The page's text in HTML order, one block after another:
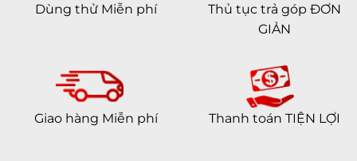
Dùng thử Miễn phí
Thủ tục trả góp ĐƠN
GIẢN
Giao hàng Miễn phí Thanh toán TIỆN LỢI